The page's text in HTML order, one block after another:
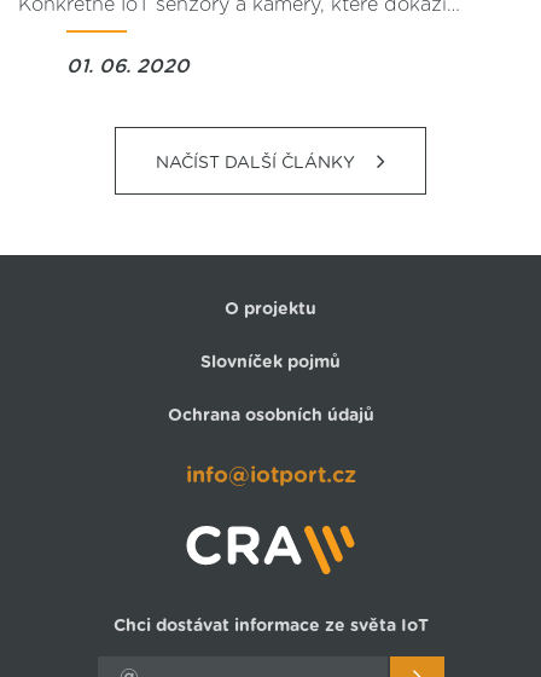
Konkrétně IoT senzory a kamery, které dokáží…
01. 06. 2020
NAČÍST DALŠÍ ČLÁNKY
O projektu
Slovníček pojmů
Ochrana osobních údajů
info@iotport.cz
Chci dostávat informace ze světa IoT